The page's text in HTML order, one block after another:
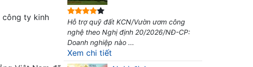
công ty kinh
Hỗ trợ quỹ đất KCN/Vườn ươm công
nghệ theo Nghị định 20/2026/NĐ-CP:
Doanh nghiệp nào ...
Xem chi tiết